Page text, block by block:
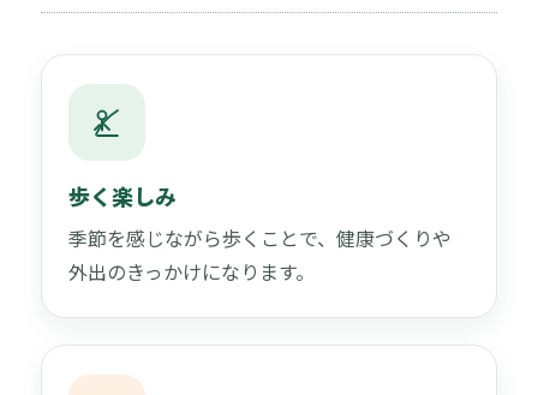
歩く楽しみ
季節を感じながら歩くことで、健康づくりや
外出のきっかけになります。